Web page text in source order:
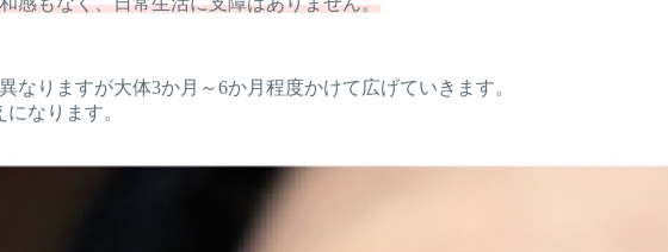
りますが大体3か月～6か月程度かけて広げていきます。
なります。